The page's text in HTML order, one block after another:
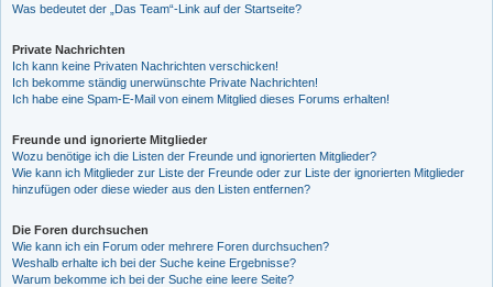
Was bedeutet der „Das Team“-Link auf der Startseite?
Private Nachrichten
Ich kann keine Privaten Nachrichten verschicken!
Ich bekomme ständig unerwünschte Private Nachrichten!
Ich habe eine Spam-E-Mail von einem Mitglied dieses Forums erhalten!
Freunde und ignorierte Mitglieder
Wozu benötige ich die Listen der Freunde und ignorierten Mitglieder?
Wie kann ich Mitglieder zur Liste der Freunde oder zur Liste der ignorierten Mitglieder
hinzufügen oder diese wieder aus den Listen entfernen?
Die Foren durchsuchen
Wie kann ich ein Forum oder mehrere Foren durchsuchen?
Weshalb erhalte ich bei der Suche keine Ergebnisse?
Warum bekomme ich bei der Suche eine leere Seite?